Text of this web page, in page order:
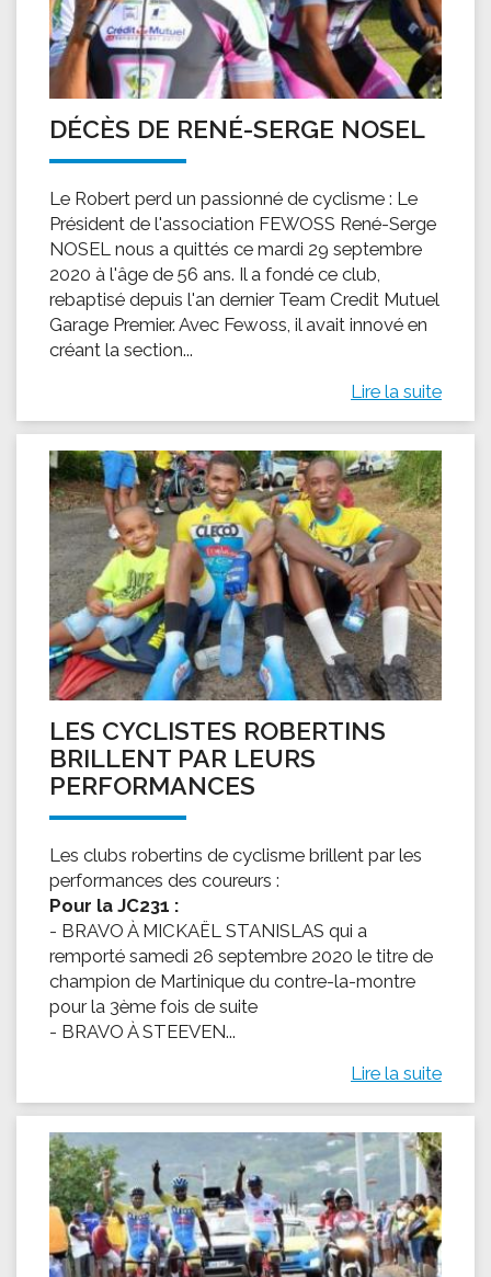
DÉCÈS DE RENÉ-SERGE NOSEL
Le Robert perd un passionné de cyclisme : Le
Président de l'association FEWOSS René-Serge
NOSEL nous a quittés ce mardi 29 septembre
2020 à l'âge de 56 ans. Il a fondé ce club,
rebaptisé depuis l'an dernier Team Credit Mutuel
Garage Premier. Avec Fewoss, il avait innové en
créant la section...
Lire la suite
LES CYCLISTES ROBERTINS
BRILLENT PAR LEURS
PERFORMANCES
Les clubs robertins de cyclisme brillent par les
performances des coureurs :
Pour la JC231 :
- BRAVO À MICKAËL STANISLAS qui a
remporté samedi 26 septembre 2020 le titre de
champion de Martinique du contre-la-montre
pour la 3ème fois de suite
- BRAVO À STEEVEN...
Lire la suite